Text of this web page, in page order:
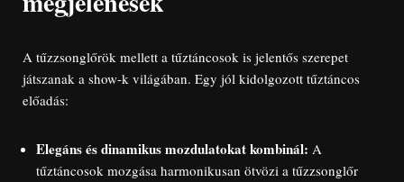
A tűzzsonglőrök mellett a tűztáncosok is jelentős szerepet
játszanak a show-k világában. Egy jól kidolgozott tűztáncos
előadás:
Elegáns és dinamikus mozdulatokat kombinál: A
tűztáncosok mozgása harmonikusan ötvözi a tűzzsonglőr